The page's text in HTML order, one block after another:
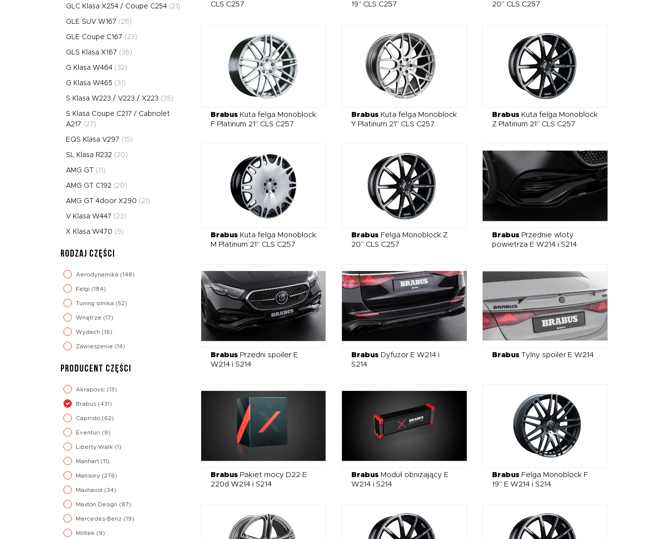
GLC Klasa X254 / Coupe C254 (21)
GLE SUV W167 (28)
GLE Coupe C167 (23)
GLS Klasa X167 (36)
G Klasa W464 (32)
G Klasa W465 (31)
S Klasa W223 / V223 / X223 (35)
S Klasa Coupe C217 / Cabriolet
A217 (27)
EQS Klasa V297 (15)
SL Klasa R232 (20)
AMG GT (11)
AMG GT C192 (20)
AMG GT 4door X290 (21)
V Klasa W447 (23)
X Klasa W470 (9)
RODZAJ CZĘŚCI
Aerodynamika (148)
Felgi (184)
Tuning silnika (52)
Wnętrze (17)
Wydech (16)
Zawieszenie (14)
PRODUCENT CZĘŚCI
Akrapovic (13)
Brabus (431)
Capristo (62)
Eventuri (9)
Liberty Walk (1)
Manhart (11)
Mansory (276)
Maxhaust (34)
Maxton Design (87)
Mercedes-Benz (19)
Milltek (9)
CLS C257
19" CLS C257
20" CLS C257
BrabusKuta felga Monoblock
F Platinum 21" CLS C257
BrabusKuta felga Monoblock
Y Platinum 21" CLS C257
Brabus Kuta felga Monoblock
Z Platinum 21" CLS C257
BrabusKuta felga Monoblock
M Platinum 21" CLS C257
BrabusFelga Monoblock Z
20" CLS C257
Brabus Przednie wloty
powietrza E W214 i S214
BrabusPrzedni spoiler E
W214 i S214
BrabusDyfuzor E W214 i
S214
Brabus Tylny spoiler E W214
BrabusPakiet mocy D22 E
220d W214 i S214
BrabusModuł obniżający E
W214 i S214
Brabus Felga Monoblock F
19" E W214 i S214